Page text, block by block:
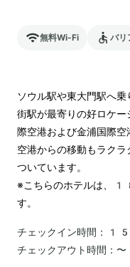
無料Wi-Fi バリ
ソウル駅や東大門駅へ
街駅が最寄りの好ロケ
際空港および金浦国際空
空港からの移動もラク
ついています。
※こちらのホテルは、
チェックイン時間：
チェックアウト時間：